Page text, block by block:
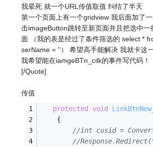
我晕死 就一个URL传值取值 纠结了半天
第一个页面上有一个gridview 我后面加了
击imageButton跳转至新页面并且把选中一
面 （我的表是经过了条件筛选的 select *
serName = ''） 希望高手能解决 我就卡这
我希望能在iamgeBTn_cilk的事件写代码！
[/Quote]
传值
protected
void
    {
//int cusid =
//